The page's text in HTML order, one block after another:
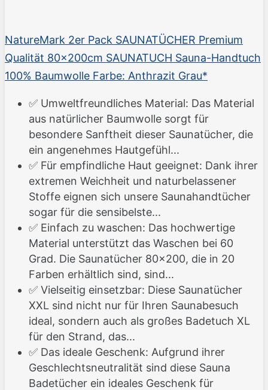
NatureMark 2er Pack SAUNATÜCHER Premium
Qualität 80x200cm SAUNATUCH Sauna-Handtuch
100% Baumwolle Farbe: Anthrazit Grau*
✅ Umweltfreundliches Material: Das Material
aus natürlicher Baumwolle sorgt für
besondere Sanftheit dieser Saunatücher, die
ein angenehmes Hautgefühl...
✅ Für empfindliche Haut geeignet: Dank ihrer
extremen Weichheit und naturbelassener
Stoffe eignen sich unsere Saunahandtücher
sogar für die sensibelste...
✅ Einfach zu waschen: Das hochwertige
Material unterstützt das Waschen bei 60
Grad. Die Saunatücher 80x200, die in 20
Farben erhältlich sind, sind...
✅ Vielseitig einsetzbar: Diese Saunatücher
XXL sind nicht nur für Ihren Saunabesuch
ideal, sondern auch als großes Badetuch XL
für den Strand, das...
✅ Das ideale Geschenk: Aufgrund ihrer
Geschlechtsneutralität sind diese Sauna
Badetücher ein ideales Geschenk für